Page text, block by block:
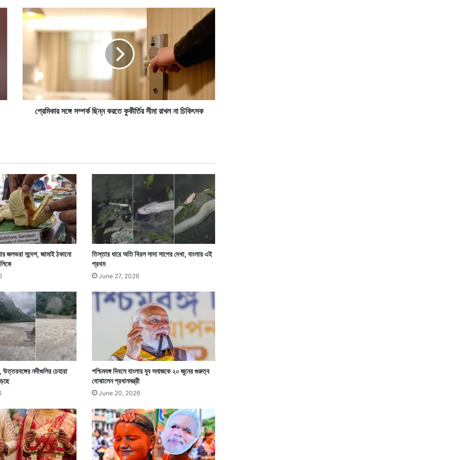
প্রে
র্ক
কু
কী
র্তি
র
সী
মা
রা
খ
ল
ৎ
স
ক
প্রেমিকার সঙ্গে সম্পর্ক ছিন্ন করতে কুকীর্তির সীমা রাখল না চিকিৎসক
জলভরা সন্দেশ, জামাই ঠকানো
তিস্তার ধারে অতি বিরল সাদা সাপের দেখা, বাংলায় এই
প্রথম
June 27, 2026
নদীগুলির চেহারা
পশ্চিমবঙ্গ দিবসে বাংলার যুব সমাজকে ২০ জুনের গুরুত্ব
বোঝালেন প্রধানমন্ত্রী
June 20, 2026